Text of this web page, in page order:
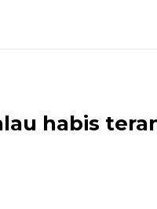
habis